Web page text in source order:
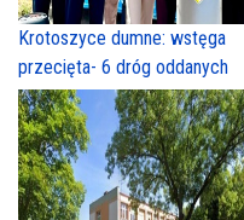
Krotoszyce dumne: wstęga
przecięta- 6 dróg oddanych